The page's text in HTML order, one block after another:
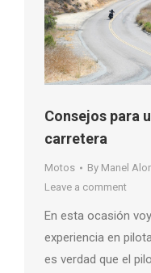
Consejos para
carretera
Motos By Manel
Leave a comment
En esta ocasión
experiencia en
es verdad que el